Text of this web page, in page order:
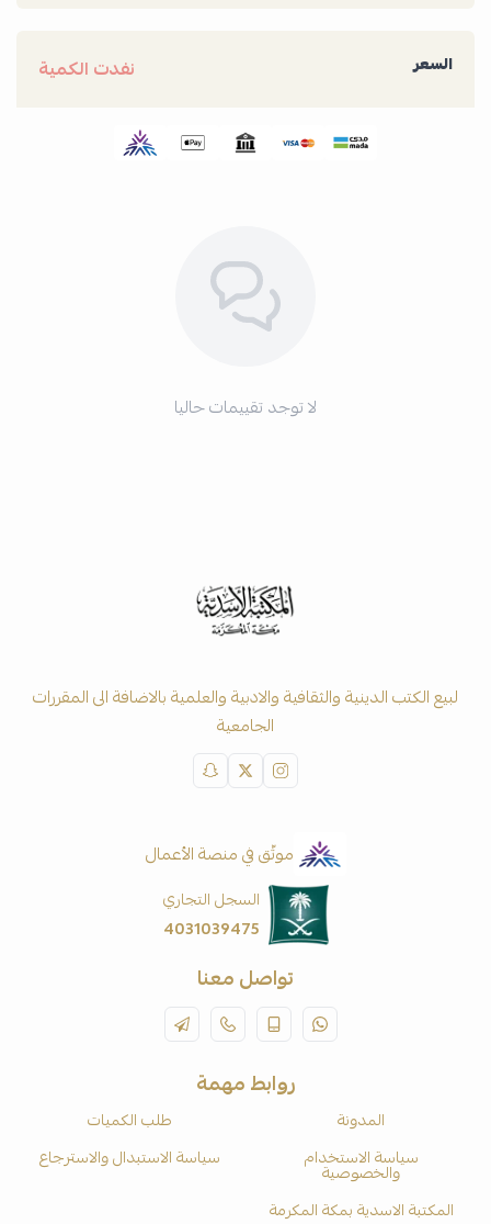
السعر نفدت الكمية
لا توجد تقييمات حاليا
لبيع الكتب الدينية والثقافية والادبية والعلمية بالاضافة الى المقررات
الجامعية
موثّق في منصة الأعمال
السجل التجاري
4031039475
تواصل معنا
روابط مهمة
المدونة
طلب الكميات
سياسة الاستخدام
والخصوصية
سياسة الاستبدال والاسترجاع
المكتبة الاسدية بمكة المكرمة